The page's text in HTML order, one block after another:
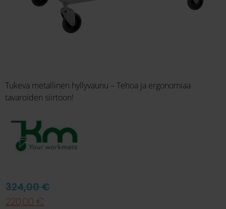
Tukeva metallinen hyllyvaunu – Tehoa ja ergonomiaa
tavaroiden siirtoon!
324,00€
220,00 €